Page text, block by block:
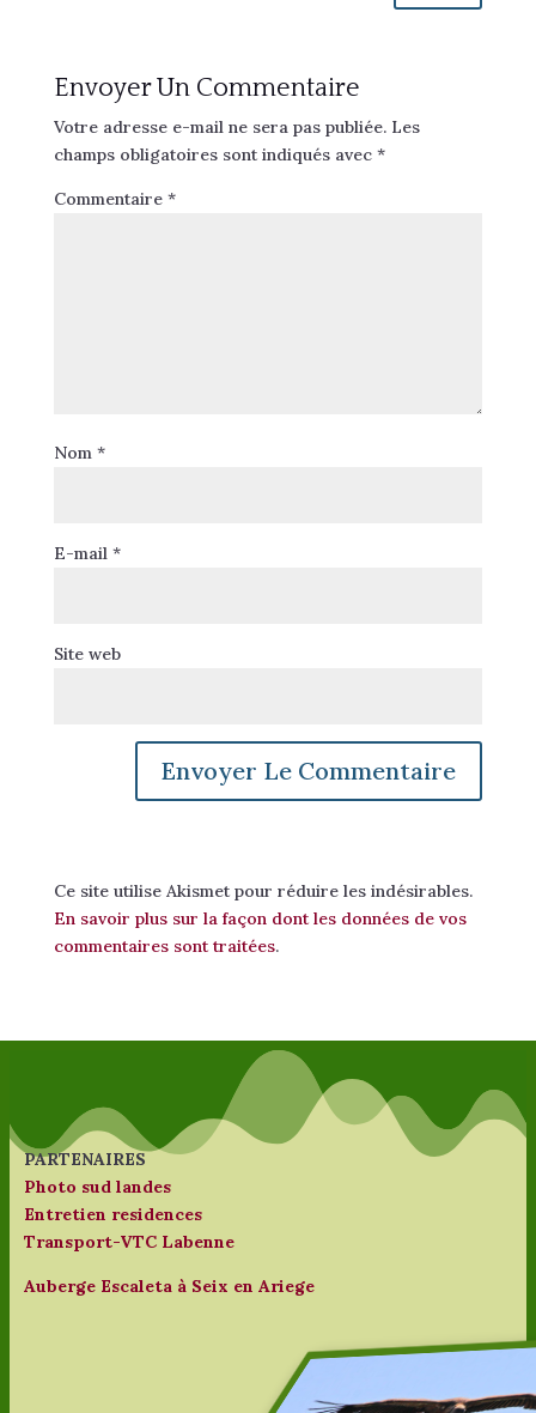
Envoyer Un Commentaire
Votre adresse e-mail ne sera pas publiée. Les
champs obligatoires sont indiqués avec *
Commentaire *
Nom *
E-mail *
Site web
Ce site utilise Akismet pour réduire les indésirables.
En savoir plus sur la façon dont les données de vos
commentaires sont traitées.
PARTENAIRES
Photo sud landes
Entretien residences
Transport-VTC Labenne
Auberge Escaleta à Seix en Ariege